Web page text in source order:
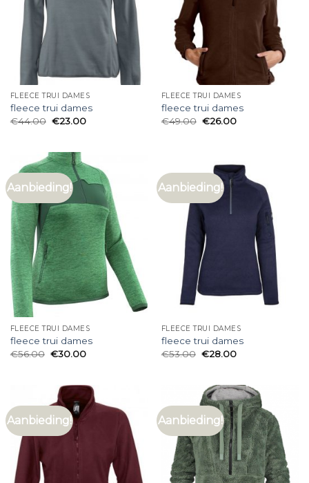
FLEECE TRUI DAMES
fleece trui dames
€44.00 €23.00
FLEECE TRUI DAMES
fleece trui dames
€49.00 €26.00
Aanbieding!
FLEECE TRUI DAMES
fleece trui dames
€56.00 €30.00
Aanbieding!
FLEECE TRUI DAMES
fleece trui dames
€53.00 €28.00
Aanbieding! Aanbieding!